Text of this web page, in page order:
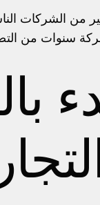
من الشركات
سنوات من